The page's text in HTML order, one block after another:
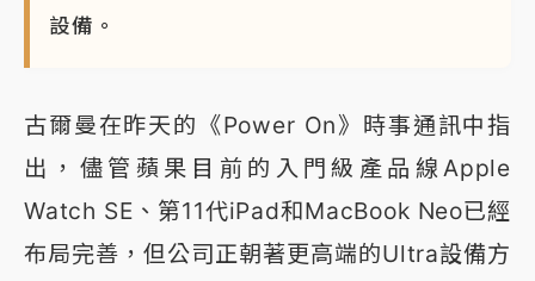
設備。
古爾曼在昨天的《Power On》時事通訊中指
出，儘管蘋果目前的入門級產品線Apple
Watch SE、第11代iPad和MacBook Neo已經
布局完善，但公司正朝著更高端的Ultra設備方